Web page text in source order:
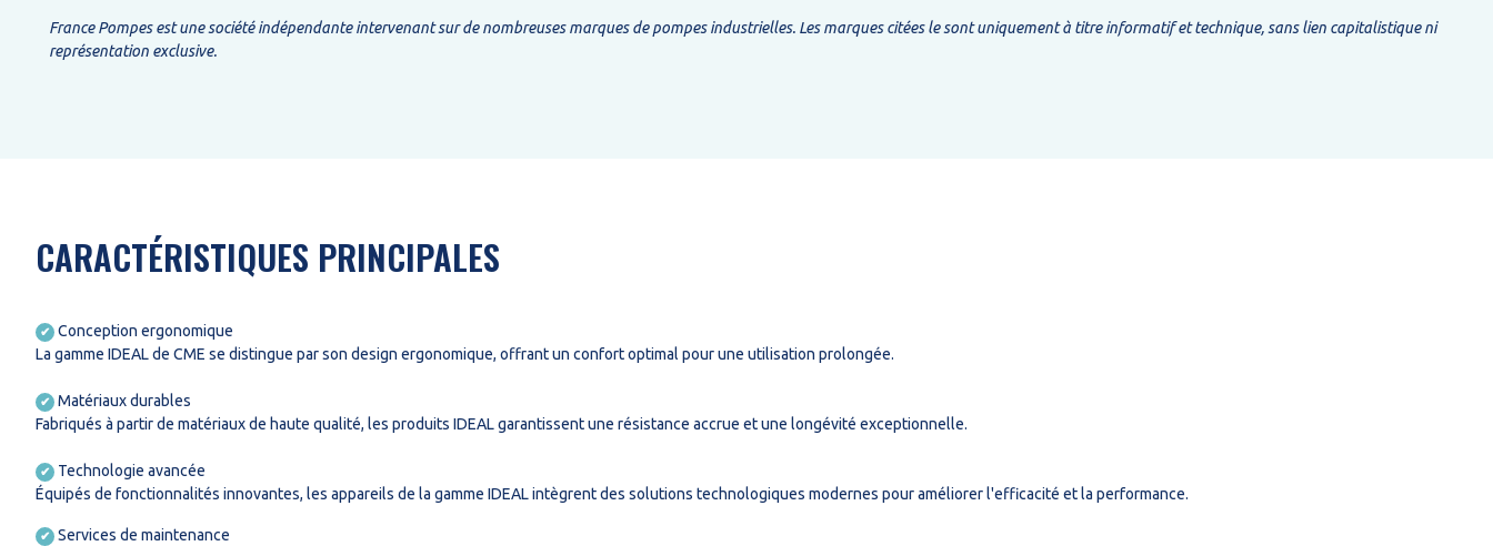
France Pompes est une société indépendante intervenant sur de nombreuses marques de pompes industrielles. Les marques citées le sont uniquement à titre informatif et technique, sans lien capitalistique ni
représentation exclusive.
CARACTÉRISTIQUES PRINCIPALES
✔
Conception ergonomique
La gamme IDEAL de CME se distingue par son design ergonomique, offrant un confort optimal pour une utilisation prolongée.
✔
Matériaux durables
Fabriqués à partir de matériaux de haute qualité, les produits IDEAL garantissent une résistance accrue et une longévité exceptionnelle.
✔
Technologie avancée
Équipés de fonctionnalités innovantes, les appareils de la gamme IDEAL intègrent des solutions technologiques modernes pour améliorer l'efficacité et la performance.
✔
Services de maintenance